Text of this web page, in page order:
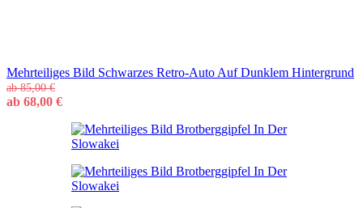
Mehrteiliges Bild Schwarzes Retro-Auto Auf Dunklem Hintergrund
ab85,00€
ab 68,00 €